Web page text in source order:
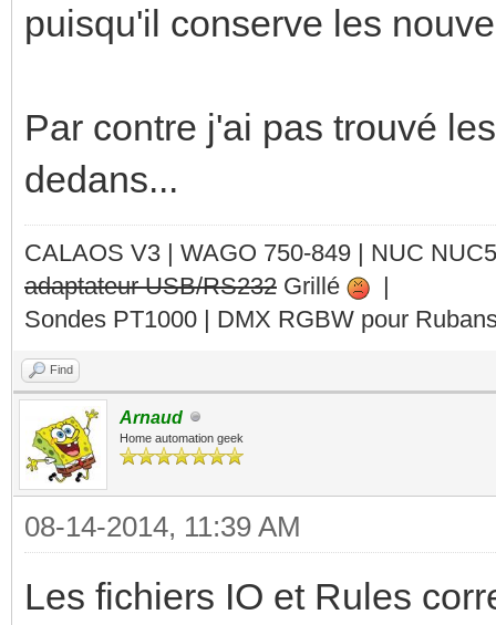
puisqu'il conserve les
Par contre j'ai pas trouvé
dedans...
CALAOS V3 | WAGO 750-849 | NUC
adaptateur USB/RS232 Grillé
|
Sondes PT1000 | DMX RGBW pour
Find
Arnaud
Home automation geek
08-14-2014, 11:39 AM
Les fichiers IO et Rules